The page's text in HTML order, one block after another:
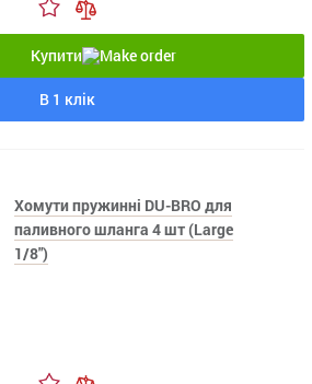
Купити
В 1 клік
Хомути пружинні DU-BRO для
паливного шланга 4 шт (Large
1/8")